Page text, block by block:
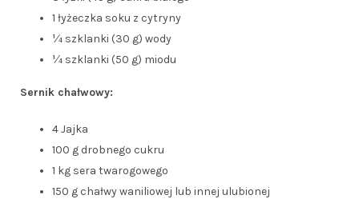
1 łyżeczka soku z cytryny
¼ szklanki (30 g) wody
¼ szklanki (50 g) miodu
Sernik chałwowy:
4 Jajka
100 g drobnego cukru
1 kg sera twarogowego
150 g chałwy waniliowej lub innej ulubionej